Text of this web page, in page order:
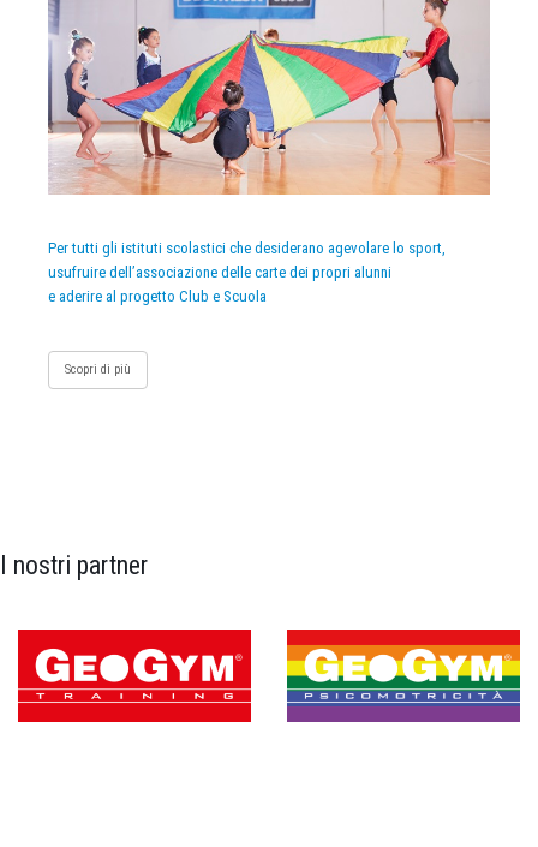
Per tutti gli istituti scolastici che desiderano agevolare lo sport,
usufruire dell’associazione delle carte dei propri alunni
e aderire al progetto Club e Scuola
Scopri di più
I nostri partner